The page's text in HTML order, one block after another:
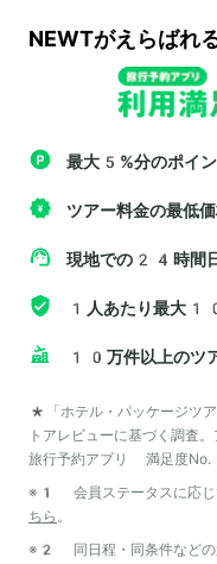
NEWTがえらばれ
最大5%分のポイ
ツアー料金の最低
現地での24時間
1人あたり最大
10万件以上のツア
*「ホテル・パッケージツ
トアレビューに基づく
旅行予約アプリ 満足度
※1 会員ステータスに応じ
ちら 。
※2 同日程・同条件などの